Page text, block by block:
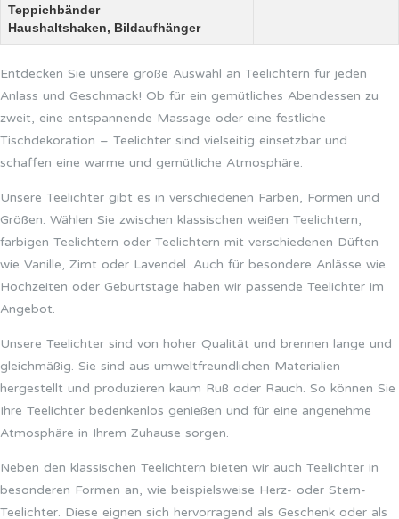
Teppichbänder
Haushaltshaken, Bildaufhänger
Entdecken Sie unsere große Auswahl an Teelichtern für jeden
Anlass und Geschmack! Ob für ein gemütliches Abendessen zu
zweit, eine entspannende Massage oder eine festliche
Tischdekoration – Teelichter sind vielseitig einsetzbar und
schaffen eine warme und gemütliche Atmosphäre.
Unsere Teelichter gibt es in verschiedenen Farben, Formen und
Größen. Wählen Sie zwischen klassischen weißen Teelichtern,
farbigen Teelichtern oder Teelichtern mit verschiedenen Düften
wie Vanille, Zimt oder Lavendel. Auch für besondere Anlässe wie
Hochzeiten oder Geburtstage haben wir passende Teelichter im
Angebot.
Unsere Teelichter sind von hoher Qualität und brennen lange und
gleichmäßig. Sie sind aus umweltfreundlichen Materialien
hergestellt und produzieren kaum Ruß oder Rauch. So können Sie
Ihre Teelichter bedenkenlos genießen und für eine angenehme
Atmosphäre in Ihrem Zuhause sorgen.
Neben den klassischen Teelichtern bieten wir auch Teelichter in
besonderen Formen an, wie beispielsweise Herz- oder Stern-
Teelichter. Diese eignen sich hervorragend als Geschenk oder als